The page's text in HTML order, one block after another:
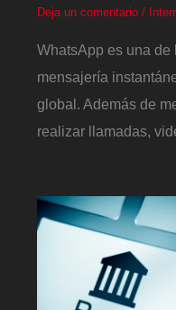
Deja un comentario /
WhatsApp es una
mensajería
global. Además de
realizar llamadas,